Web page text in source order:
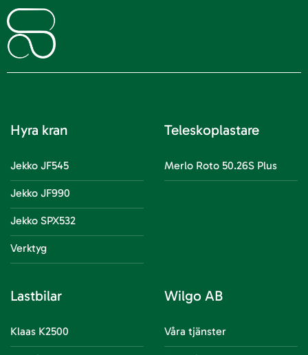
Hyra kran
Jekko JF545
Jekko JF990
Jekko SPX532
Verktyg
Teleskoplastare
Merlo Roto 50.26S Plus
Lastbilar
Klaas K2500
Wilgo AB
Våra tjänster